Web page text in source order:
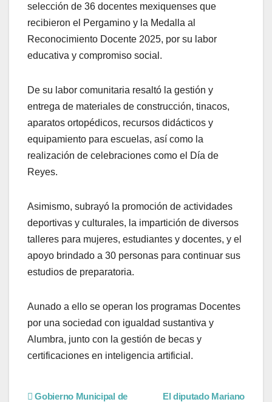
selección de 36 docentes mexiquenses que
recibieron el Pergamino y la Medalla al
Reconocimiento Docente 2025, por su labor
educativa y compromiso social.
De su labor comunitaria resaltó la gestión y
entrega de materiales de construcción, tinacos,
aparatos ortopédicos, recursos didácticos y
equipamiento para escuelas, así como la
realización de celebraciones como el Día de
Reyes.
Asimismo, subrayó la promoción de actividades
deportivas y culturales, la impartición de diversos
talleres para mujeres, estudiantes y docentes, y el
apoyo brindado a 30 personas para continuar sus
estudios de preparatoria.
Aunado a ello se operan los programas Docentes
por una sociedad con igualdad sustantiva y
Alumbra, junto con la gestión de becas y
certificaciones en inteligencia artificial.
El diputado Mariano
Gobierno Municipal de